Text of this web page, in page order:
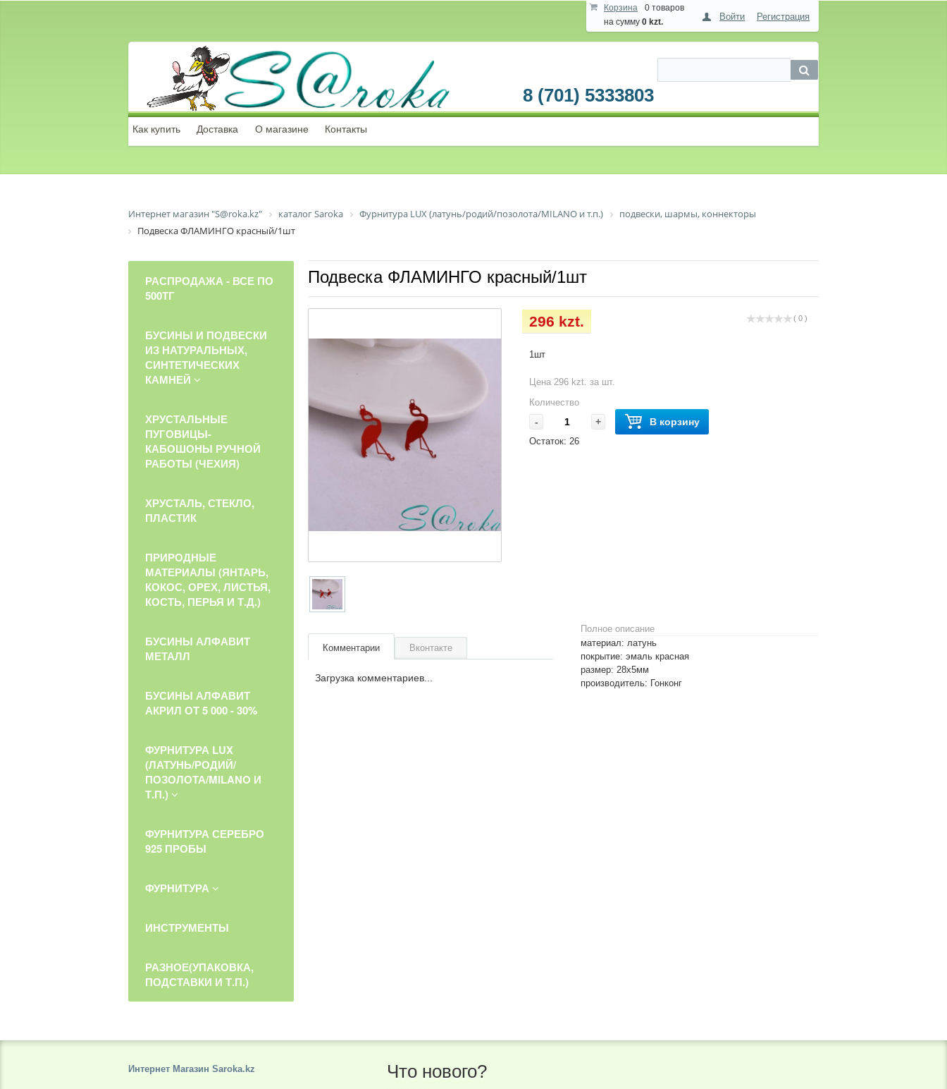
Корзина
0 товаров
на сумму 0 kzt. Войти Регистрация
8 (701) 5333803
Как купить Доставка О магазине Контакты
Интернет магазин "S@roka.kz" каталог Saroka Фурнитура LUX (латунь/родий/позолота/MILANO и т.п.)
подвески, шармы, коннекторы
Подвеска ФЛАМИНГО красный/1шт
Подвеска ФЛАМИНГО красный/1шт
( 0 )
296 kzt.
1шт
Цена 296 kzt. за шт.
Количество
- + В корзину
Остаток: 26
Полное описание
материал: латунь
покрытие: эмаль красная
размер: 28х5мм
производитель: Гонконг
Комментарии Вконтакте
Загрузка комментариев...
РАСПРОДАЖА - ВСЕ ПО
500ТГ
БУСИНЫ И ПОДВЕСКИ
ИЗ НАТУРАЛЬНЫХ,
СИНТЕТИЧЕСКИХ
КАМНЕЙ
ХРУСТАЛЬНЫЕ
ПУГОВИЦЫ-
КАБОШОНЫ РУЧНОЙ
РАБОТЫ (ЧЕХИЯ)
ХРУСТАЛЬ, СТЕКЛО,
ПЛАСТИК
ПРИРОДНЫЕ
МАТЕРИАЛЫ (ЯНТАРЬ,
КОКОС, ОРЕХ, ЛИСТЬЯ,
КОСТЬ, ПЕРЬЯ И Т.Д.)
БУСИНЫ АЛФАВИТ
МЕТАЛЛ
БУСИНЫ АЛФАВИТ
АКРИЛ ОТ 5 000 - 30%
ФУРНИТУРА LUX
(ЛАТУНЬ/РОДИЙ/
ПОЗОЛОТА/MILANO И
Т.П.)
ФУРНИТУРА СЕРЕБРО
925 ПРОБЫ
ФУРНИТУРА
ИНСТРУМЕНТЫ
РАЗНОЕ(УПАКОВКА,
ПОДСТАВКИ И Т.П.)
Интернет Магазин Saroka.kz Что нового?